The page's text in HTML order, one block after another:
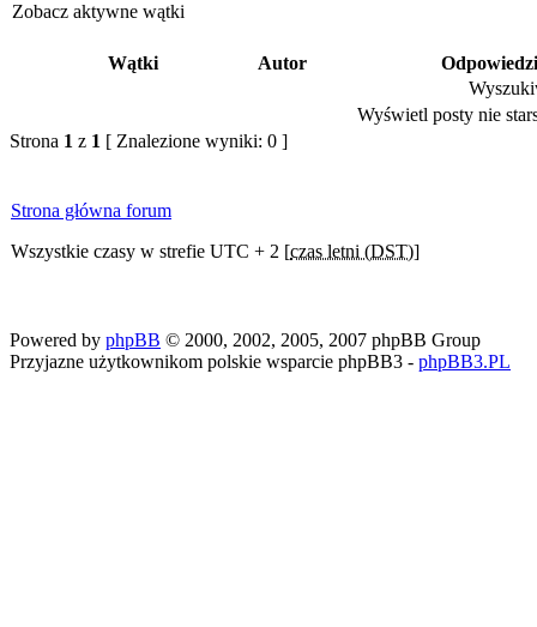
Zobacz aktywne wątki
Wątki Autor
Wyświetl posty nie
Strona 1 z 1 [ Znalezione wyniki: 0 ]
Strona główna forum
Wszystkie czasy w strefie UTC + 2 [czas letni (DST)]
Powered by phpBB © 2000, 2002, 2005, 2007 phpBB Group
Przyjazne użytkownikom polskie wsparcie phpBB3 - phpBB3.PL